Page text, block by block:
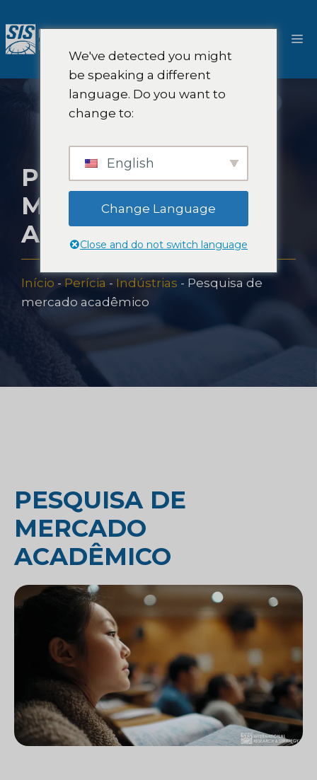
para
o
PESQUISA DE
MERCADO
ACADÊMICO
Início - Perícia - Indústrias - Pesquisa de
mercado acadêmico
PESQUISA DE
MERCADO
ACADÊMICO
We've detected you might
be speaking a different
language. Do you want to
change to:
English
Change Language
Close and do not switch language